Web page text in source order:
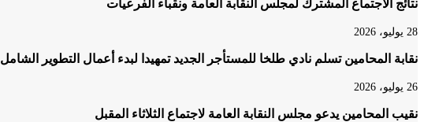
نتائج الاجتماع المشترك لمجلس النقابة العامة ونقباء الفرعيات
28 يوليو، 2026
نقابة المحامين تسلم نادي طلخا للمستأجر الجديد تمهيدا لبدء أعمال التطوير الشامل
26 يوليو، 2026
نقيب المحامين يدعو مجلس النقابة العامة لاجتماع الثلاثاء المقبل